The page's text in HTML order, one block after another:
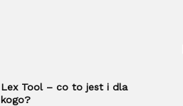
Lex Tool – co to jest i dla
kogo?